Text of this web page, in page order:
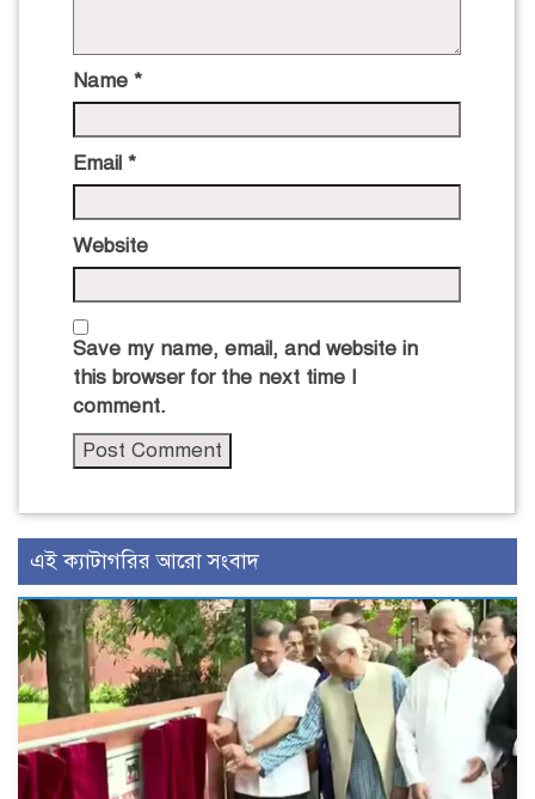
Name *
Email *
Website
Save my name, email, and website in
this browser for the next time I
comment.
এই ক্যাটাগরির আরো সংবাদ